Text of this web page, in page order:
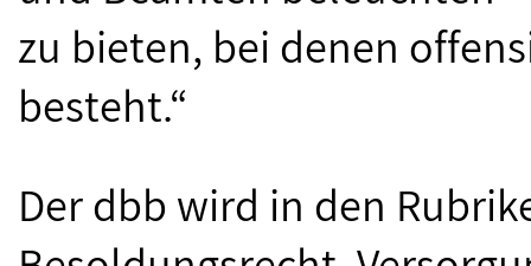
zu bieten, bei denen
besteht.“
Der dbb wird in den